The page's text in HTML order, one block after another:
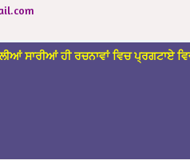
ਸਾਰੀਆਂ ਹੀ ਰਚਨਾਵਾਂ ਵਿਚ ਪ੍ਰਗਟਾਏ